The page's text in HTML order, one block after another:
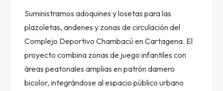
Suministramos adoquines y losetas para las
plazoletas, andenes y zonas de circulación del
Complejo Deportivo Chambacú en Cartagena. El
proyecto combina zonas de juego infantiles con
áreas peatonales amplias en patrón damero
bicolor, integrándose al espacio público urbano